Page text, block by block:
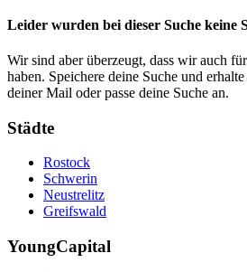
Leider wurden bei dieser Suche keine
Wir sind aber überzeugt, dass wir auch
haben. Speichere deine Suche und
deiner Mail oder passe deine Suche an.
Städte
Rostock
Schwerin
Neustrelitz
Greifswald
YoungCapital